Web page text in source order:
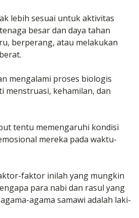
lebih sesuai untuk aktivitas
besar dan daya tahan
berperang, atau melakukan
mengalami proses biologis
menstruasi, kehamilan, dan
tentu memengaruhi kondisi
mereka pada waktu-
faktor inilah yang mungkin
para nabi dan rasul yang
agama samawi adalah laki-